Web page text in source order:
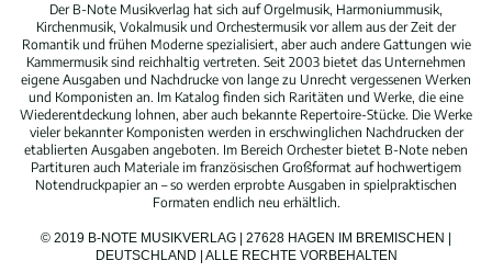
Der B-Note Musikverlag hat sich auf Orgelmusik, Harmoniummusik,
Kirchenmusik, Vokalmusik und Orchestermusik vor allem aus der Zeit der
Romantik und frühen Moderne spezialisiert, aber auch andere Gattungen wie
Kammermusik sind reichhaltig vertreten. Seit 2003 bietet das Unternehmen
eigene Ausgaben und Nachdrucke von lange zu Unrecht vergessenen Werken
und Komponisten an. Im Katalog finden sich Raritäten und Werke, die eine
Wiederentdeckung lohnen, aber auch bekannte Repertoire-Stücke. Die Werke
vieler bekannter Komponisten werden in erschwinglichen Nachdrucken der
etablierten Ausgaben angeboten. Im Bereich Orchester bietet B-Note neben
Partituren auch Materiale im französischen Großformat auf hochwertigem
Notendruckpapier an – so werden erprobte Ausgaben in spielpraktischen
Formaten endlich neu erhältlich.
© 2019 B-NOTE MUSIKVERLAG | 27628 HAGEN IM BREMISCHEN |
DEUTSCHLAND | ALLE RECHTE VORBEHALTEN